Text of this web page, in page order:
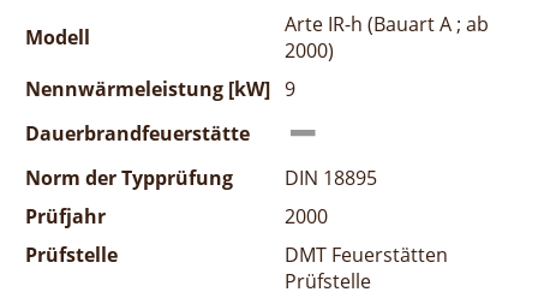
Modell
Arte IR-h (Bauart A ; ab
2000)
Nennwärmeleistung [kW] 9
Dauerbrandfeuerstätte
Norm der Typprüfung
DIN 18895
Prüfjahr
2000
Prüfstelle
DMT Feuerstätten
Prüfstelle